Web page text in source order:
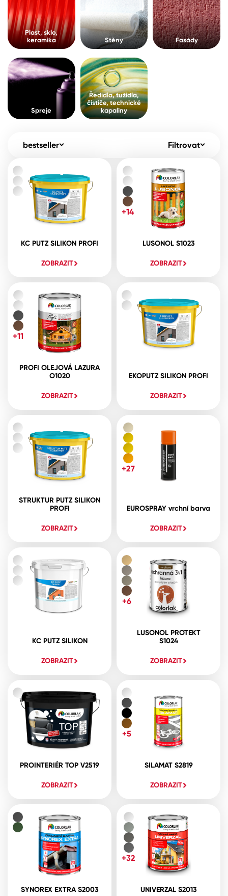
Pro akcionáře O společnosti
Kontakty
B2B +420 800 145 555
Česko
Slovensko Polsko
Spreje
Ředidla, tužidla, čističe, technické
kapaliny
Plast, sklo,
keramika
Stěny Fasády
Spreje
Ředidla, tužidla,
čističe, technické
kapaliny
bestseller Filtrovat
KC PUTZ SILIKON PROFI
ZOBRAZIT
LUSONOL S1023
ZOBRAZIT
+14
PROFI OLEJOVÁ LAZURA
O1020
ZOBRAZIT
+11
EKOPUTZ SILIKON PROFI
ZOBRAZIT
STRUKTUR PUTZ SILIKON
PROFI
ZOBRAZIT
EUROSPRAY vrchní barva
ZOBRAZIT
+27
KC PUTZ SILIKON
ZOBRAZIT
LUSONOL PROTEKT
S1024
ZOBRAZIT
+6
PROINTERIÉR TOP V2519
ZOBRAZIT
SILAMAT S2819
ZOBRAZIT
+5
SYNOREX EXTRA S2003 UNIVERZAL S2013
+32